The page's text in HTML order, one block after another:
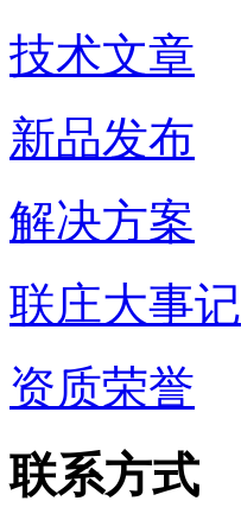
技术文章
新品发布
解决方案
联庄大事记
资质荣誉
联系方式